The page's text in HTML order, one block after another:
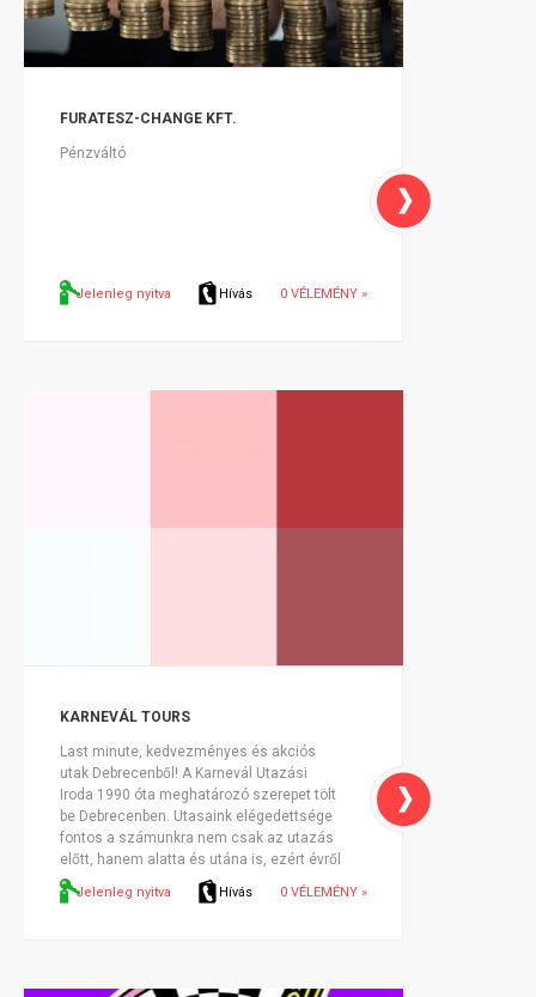
FURATESZ-CHANGE KFT.
Pénzváltó
Jelenleg nyitva Hívás 0 VÉLEMÉNY »
KARNEVÁL TOURS
Last minute, kedvezményes és akciós
utak Debrecenből! A Karnevál Utazási
Iroda 1990 óta meghatározó szerepet tölt
be Debrecenben. Utasaink elégedettsége
fontos a számunkra nem csak az utazás
előtt, hanem alatta és utána is, ezért évről
évre több száz elégedett magyar és
külföl...
Jelenleg nyitva Hívás 0 VÉLEMÉNY »